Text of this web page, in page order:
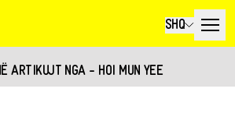
SHQ
ARTIKUJT NGA - HOI MUN YEE